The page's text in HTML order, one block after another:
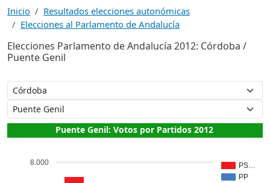
Inicio
Resultados elecciones autonómicas
Elecciones al Parlamento de Andalucía
Elecciones Parlamento de Andalucía 2012: Córdoba /
Puente Genil
Puente Genil: Votos por Partidos 2012
PS…
PP
8.000